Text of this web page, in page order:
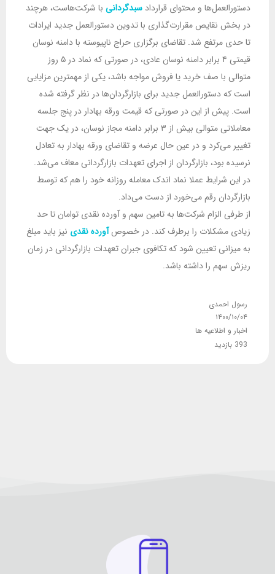
دستورالعمل‌ها و محتوای قرارداد سبدگردانی با شرکت‌هاست، هرچند
در بخش نقایص مقرارت‌گذاری با تدوین دستورالعمل جدید ایرادات
تا حدی مرتفع شد. تقاضای برگزاری حراج ناپیوسته با دامنه نوسان
قیمتی ۴ برابر دامنه نوسان عادی، در صورتی که نماد در ۵ روز
متوالی با صف خرید یا فروش مواجه باشد، یکی از مهمترین مزایایی
است که دستورالعمل جدید برای بازارگردان‌ها در نظر گرفته شده
است. پیش از این در صورتی که قیمت ورقه بهادار در پنج جلسه
معاملاتی متوالی بیش از ۳ برابر دامنه مجاز نوسان، در یک جهت
تغییر می‌کرد و در عین حال عرضه و تقاضای ورقه بهادار به تعادل
نرسیده بود، بازارگردان از اجرای تعهدات بازارگردانی معاف می‌شد.
در این شرایط عملا نماد اندک معامله روزانه خود را هم که توسط
بازارگردان رقم می‌خورد از دست می‌داد.
از طرفی الزام شرکت‌ها به تامین سهم و آورده نقدی توامان تا حد
زیادی مشکلات را برطرف کند. در خصوصآورده نقدی نیز باید مبلغ
به میزانی تعیین شود که تکافوی جبران تعهدات بازارگردانی در زمان
ریزش سهم را داشته باشد.
رسول احمدی
۱۴۰۰/۱۰/۰۴
اخبار و اطلاعیه ها
393 بازدید